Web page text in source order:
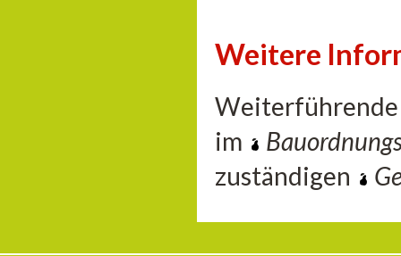
Weitere
Weiterführende
im
zuständigen